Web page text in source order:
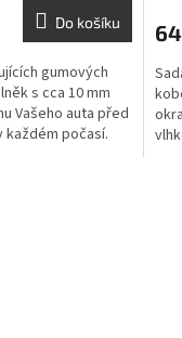
Do košíku
gumových
s cca 10 mm
Vašeho auta před
počasí.